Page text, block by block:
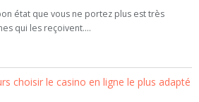
état que vous ne portez plus est très
qui les reçoivent....